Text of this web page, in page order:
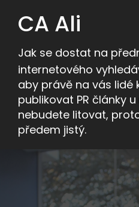
CA Ali
Jak se dostat na
internetového
aby právě na vás lidé
publikovat PR články
nebudete litovat,
předem jistý.